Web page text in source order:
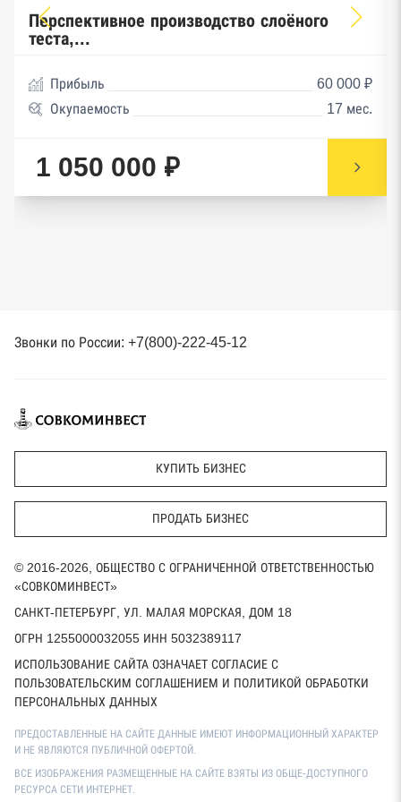
Перспективное производство слоёного
теста,...
Прибыль
60 000 ₽
Окупаемость
17 мес.
1 050 000 ₽
Звонки по России: +7(800)-222-45-12
КУПИТЬ БИЗНЕС
ПРОДАТЬ БИЗНЕС
© 2016-2026, ОБЩЕСТВО С ОГРАНИЧЕННОЙ ОТВЕТСТВЕННОСТЬЮ
«СОВКОМИНВЕСТ»
САНКТ-ПЕТЕРБУРГ, УЛ. МАЛАЯ МОРСКАЯ, ДОМ 18
ОГРН 1255000032055 ИНН 5032389117
ИСПОЛЬЗОВАНИЕ САЙТА ОЗНАЧАЕТ СОГЛАСИЕ С
ПОЛЬЗОВАТЕЛЬСКИМ СОГЛАШЕНИЕМ И ПОЛИТИКОЙ ОБРАБОТКИ
ПЕРСОНАЛЬНЫХ ДАННЫХ
ПРЕДОСТАВЛЕННЫЕ НА САЙТЕ ДАННЫЕ ИМЕЮТ ИНФОРМАЦИОННЫЙ ХАРАКТЕР
И НЕ ЯВЛЯЮТСЯ ПУБЛИЧНОЙ ОФЕРТОЙ.
ВСЕ ИЗОБРАЖЕНИЯ РАЗМЕЩЕННЫЕ НА САЙТЕ ВЗЯТЫ ИЗ ОБЩЕ-ДОСТУПНОГО
РЕСУРСА СЕТИ ИНТЕРНЕТ.